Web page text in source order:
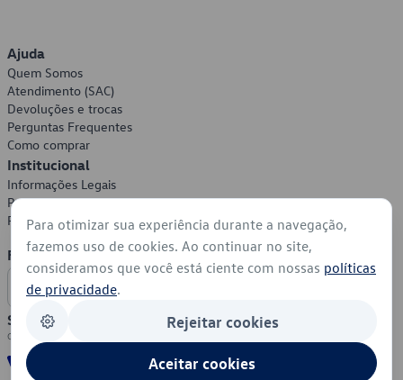
Ajuda
Quem Somos
Atendimento (SAC)
Devoluções e trocas
Perguntas Frequentes
Como comprar
Institucional
Informações Legais
Política de Privacidade
Política de Cookies
Formas de Pagamento
Segurança
Para otimizar sua experiência durante a navegação,
fazemos uso de cookies. Ao continuar no site,
consideramos que você está ciente com nossas políticas
de privacidade.
Rejeitar cookies
Aceitar cookies